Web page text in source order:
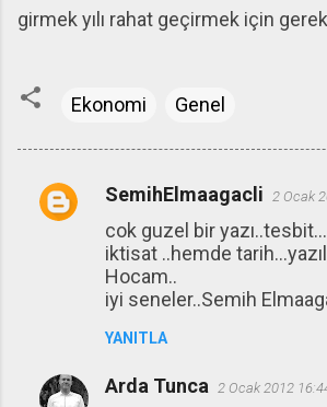
girmek yılı rahat geçirmek için
Ekonomi Genel
Y
a
SemihElmaagacli 2 Ocak
cok guzel bir
iktisat ..hemde
Hocam..
iyi seneler..Semih
YANITLA
Arda Tunca 2 Ocak 2012